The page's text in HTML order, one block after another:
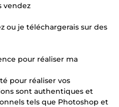
vendez
ou je téléchargerais sur des
pour réaliser ma
pour réaliser vos
sont authentiques et
tels que Photoshop et